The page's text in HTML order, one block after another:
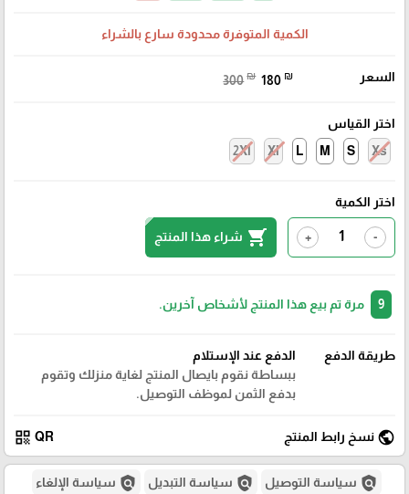
الكمية المتوفرة محدودة سارع بالشراء
السعر 300 ₪ 180 ₪
اختر القياس
Xs
S
M
L
Xl
2Xl
اختر الكمية
-
+
shopping_cart شراء هذا المنتج
مرة تم بيع هذا المنتج لأشخاص آخرين.
طريقة الدفع
الدفع عند الإستلام
ببساطة نقوم بايصال المنتج لغاية منزلك وتقوم
بدفع الثمن لموظف التوصيل.
public نسخ رابط المنتج QR
qr_code
policy سياسة التوصيل policy سياسة التبديل policy سياسة الإلغاء